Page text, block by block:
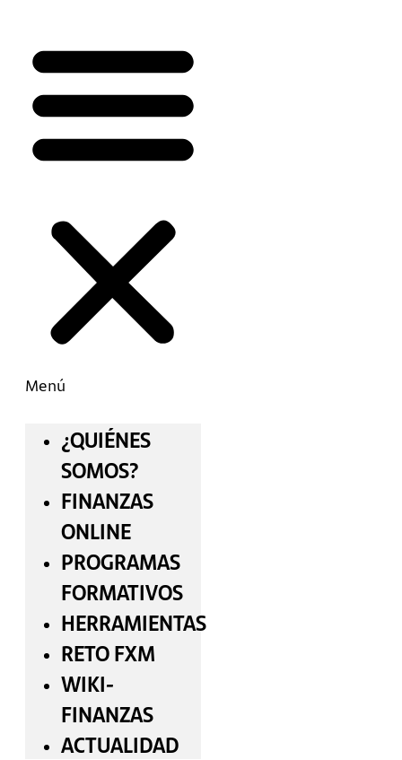
Menú
¿QUIÉNES
SOMOS?
FINANZAS
ONLINE
PROGRAMAS
FORMATIVOS
HERRAMIENTAS
RETO FXM
WIKI-
FINANZAS
ACTUALIDAD